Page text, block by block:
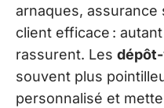
arnaques, assurance
client efficace :
rassurent. Les
souvent plus
personnalisé et